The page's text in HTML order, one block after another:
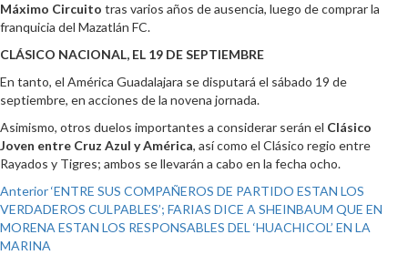
Máximo Circuito tras varios años de ausencia, luego de comprar la
franquicia del Mazatlán FC.
CLÁSICO NACIONAL, EL 19 DE SEPTIEMBRE
En tanto, el América Guadalajara se disputará el sábado 19 de
septiembre, en acciones de la novena jornada.
Asimismo, otros duelos importantes a considerar serán el Clásico
Joven entre Cruz Azul y América, así como el Clásico regio entre
Rayados y Tigres; ambos se llevarán a cabo en la fecha ocho.
Post
navigation
Anterior‘ENTRE SUS COMPAÑEROS DE PARTIDO ESTAN LOS
VERDADEROS CULPABLES’; FARIAS DICE A SHEINBAUM QUE EN
MORENA ESTAN LOS RESPONSABLES DEL ‘HUACHICOL’ EN LA
MARINA